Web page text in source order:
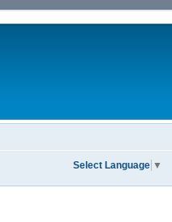
Select Language ▼